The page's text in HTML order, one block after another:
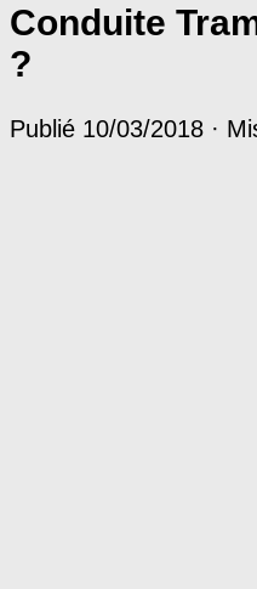
Conduite
?
Publié 10/03/2018 ·